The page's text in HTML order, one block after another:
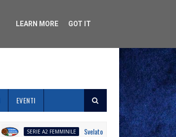
EVENTI
SERIE A2 FEMMINILE Svelato il calendario la Polisportiva Galli
LEARN MORE GOT IT